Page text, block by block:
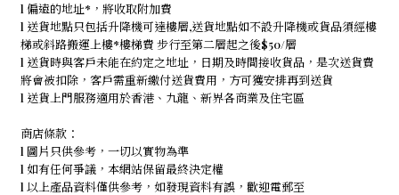
l 偏遠的地址*，將收取附加費
l 送貨地點只包括升降機可達樓層,送貨地點如不設升降機或貨品須經樓
梯或斜路搬運上樓*樓梯費 步行至第二層起之後$50/層
l 送貨時與客戶未能在約定之地址，日期及時間接收貨品，是次送貨費
將會被扣除，客戶需重新繳付送貨費用，方可獲安排再到送貨
l 送貨上門服務適用於香港、九龍、新界各商業及住宅區
商店條款：
l 圖片只供參考，一切以實物為準
l 如有任何爭議，本網站保留最終決定權
l 以上產品資料僅供參考，如發現資料有誤，歡迎電郵至